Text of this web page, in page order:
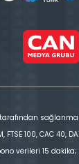
100, CAC 40,
verileri 15 dakika;